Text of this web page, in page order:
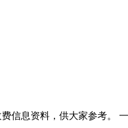
息资料，供大家参考。